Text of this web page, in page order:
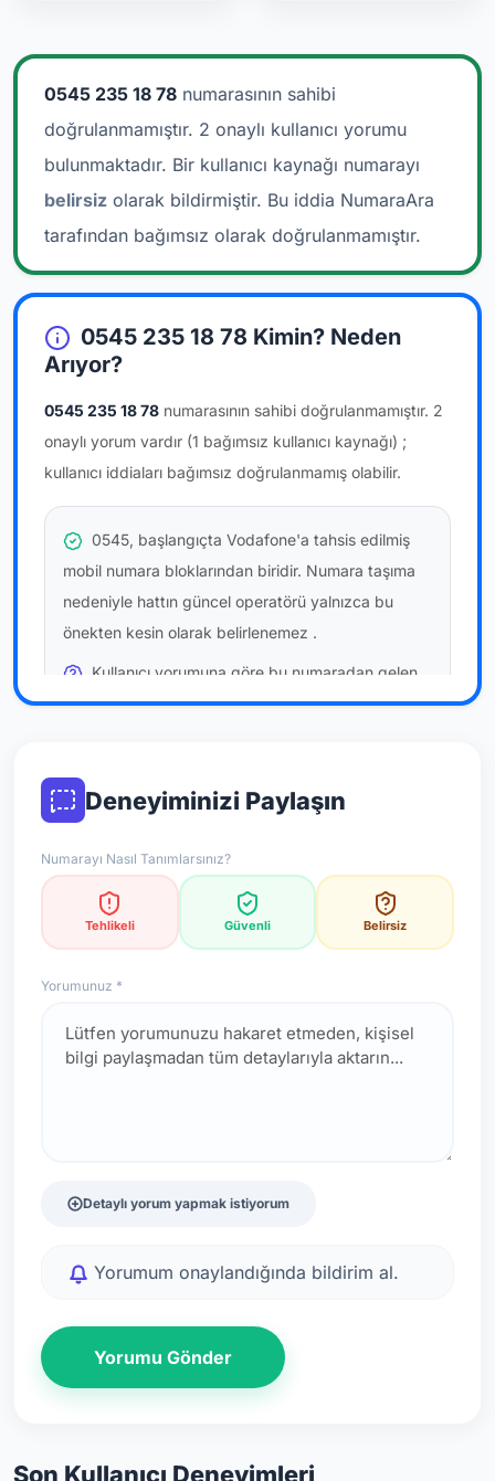
0545 235 18 78 numarasının sahibi
doğrulanmamıştır. 2 onaylı kullanıcı yorumu
bulunmaktadır. Bir kullanıcı kaynağı numarayı
belirsiz olarak bildirmiştir. Bu iddia NumaraAra
tarafından bağımsız olarak doğrulanmamıştır.
0545 235 18 78 Kimin? Neden
Arıyor?
0545 235 18 78 numarasının sahibi doğrulanmamıştır. 2
onaylı yorum vardır (1 bağımsız kullanıcı kaynağı) ;
kullanıcı iddiaları bağımsız doğrulanmamış olabilir.
0545, başlangıçta Vodafone'a tahsis edilmiş
mobil numara bloklarından biridir. Numara taşıma
nedeniyle hattın güncel operatörü yalnızca bu
önekten kesin olarak belirlenemez .
Kullanıcı yorumuna göre bu numaradan gelen
çağrılaratemkinli yaklaşmanızönerilir; bu bir site
resmi doğrulama niteliği taşımaz.
*Not: Değerlendirmeler onaylı kullanıcı yorumlarına göre
güncellenir.
Deneyiminizi Paylaşın
Numarayı Nasıl Tanımlarsınız?
Tehlikeli Güvenli Belirsiz
Yorumunuz *
Detaylı yorum yapmak istiyorum
Yorumum onaylandığında bildirim al.
Yorumu Gönder
Son Kullanıcı Deneyimleri